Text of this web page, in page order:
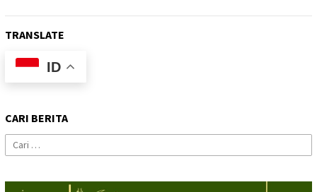
TRANSLATE
ID
CARI BERITA
Cari
untuk: